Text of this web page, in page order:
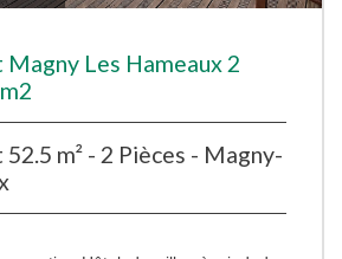
Les Hameaux 2
m² - 2 Pièces - Magny-